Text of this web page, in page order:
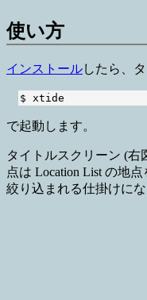
使い方
インストールしたら、
で起動します。
タイトルスクリーン (右
点は Location List の地
絞り込まれる仕掛けにな